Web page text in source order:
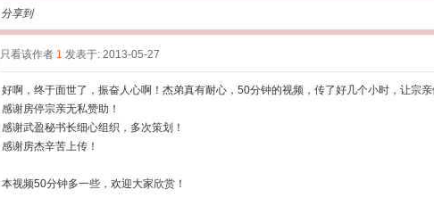
分享到
只看该作者 1 发表于: 2013-05-27
好啊，终于面世了，振奋人心啊！杰弟真有耐心，50分钟的视频，传了好几个小时，让宗亲
感谢房停宗亲无私赞助！
感谢武盈秘书长细心组织，多次策划！
感谢房杰辛苦上传！
本视频50分钟多一些，欢迎大家欣赏！